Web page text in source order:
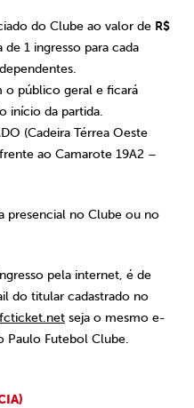
do Clube ao valor de R$
1 ingresso para cada
público geral e ficará
início da partida.
(Cadeira Térrea Oeste
ao Camarote 19A2 –
presencial no Clube ou no
pela internet, é de
do titular cadastrado no
seja o mesmo e-
Paulo Futebol Clube.